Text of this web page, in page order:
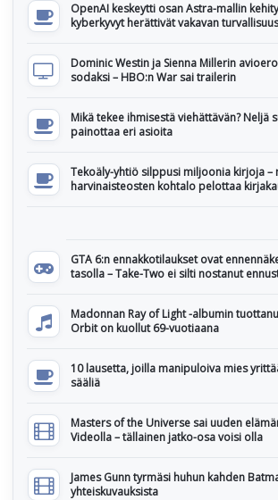
OpenAI keskeytti osan Astra-mallin
kyberkyvyt herättivät vakavan
Dominic Westin ja Sienna Millerin
sodaksi – HBO:n War sai trailerin
Mikä tekee ihmisestä viehättävän? Neljä
painottaa eri asioita
Tekoäly-yhtiö silppusi miljoonia kirjoja –
harvinaisteosten kohtalo pelottaa
GTA 6:n ennakkotilaukset ovat
tasolla – Take-Two ei silti nostanut
Madonnan Ray of Light -albumin
Orbit on kuollut 69-vuotiaana
10 lausetta, joilla manipuloiva mies
sääliä
Masters of the Universe sai uuden
Videolla – tällainen jatko-osa voisi olla
James Gunn tyrmäsi huhun kahden
yhteiskuvauksista